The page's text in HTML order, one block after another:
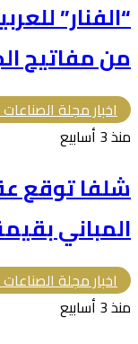
“الفنار”
من مفاتيح
اخبار مجلة
منذ 3 أسابيع
شلفا توقع
المباني بقيمة 366.5 مليون
اخبار مجلة
منذ 3 أسابيع